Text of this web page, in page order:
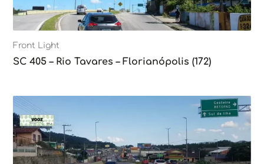
Front Light
SC 405 – Rio Tavares – Florianópolis (172)